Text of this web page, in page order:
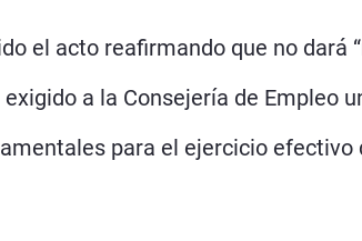
el acto reafirmando que no
exigido a la Consejería de Empleo
para el ejercicio